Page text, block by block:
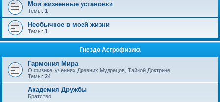
Мои жизненные установки
Темы: 1
Необычное в моей жизни
Темы: 1
Гнездо Астрофизика
Гармония Мира
О физике, учениях Древних Мудрецов, Тайной Доктрине
Темы: 24
Академия Дружбы
Братство